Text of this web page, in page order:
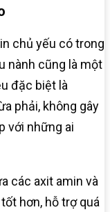
chủ yếu có trong
nành cũng là một
đặc biệt là
phải, không gây
với những ai
các axit amin và
hơn, hỗ trợ quá